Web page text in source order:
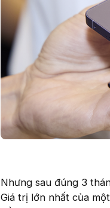
Nhưng sau đúng 3
Giá trị lớn nhất của